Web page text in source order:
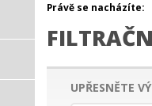
Právě se nacházíte:
UPŘESNĚTE